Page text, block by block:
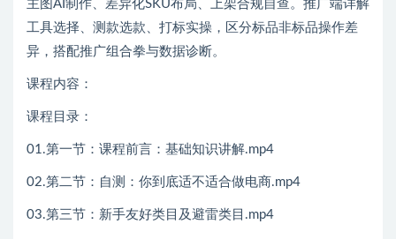
主图AI制作、差异化SKU布局、上架合规自查。推广端详解
工具选择、测款选款、打标实操，区分标品非标品操作差
异，搭配推广组合拳与数据诊断。
课程内容：
课程目录：
01.第一节：课程前言：基础知识讲解.mp4
02.第二节：自测：你到底适不适合做电商.mp4
03.第三节：新手友好类目及避雷类目.mp4